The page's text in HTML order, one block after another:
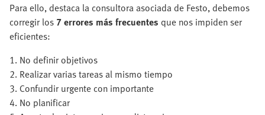
Para ello, destaca la consultora asociada de Festo, debemos
corregir los 7 errores más frecuentes que nos impiden ser
eficientes:
1. No definir objetivos
2. Realizar varias tareas al mismo tiempo
3. Confundir urgente con importante
4. No planificar